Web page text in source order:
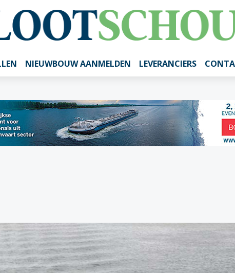
NIEUWBOUW AANMELDEN LEVERANCIERS